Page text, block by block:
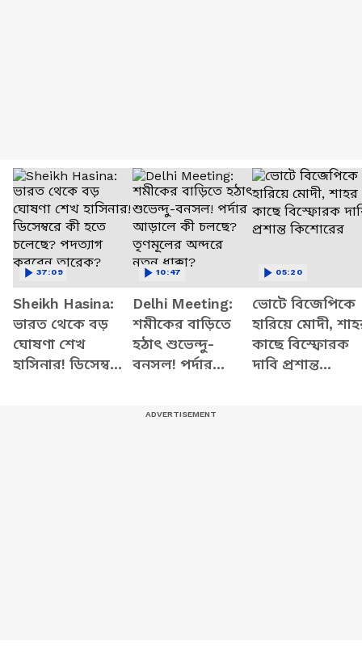
Sheikh Hasina:
ভারত থেকে বড়
ঘোষণা শেখ
হাসিনার! ডিসেম্বরে
37:09
Delhi Meeting:
শমীকের বাড়িতে
হঠাৎ শুভেন্দু-
বনসল! পর্দার
10:47
ভোটে বিজেপিকে
হারিয়ে মোদী,
কাছে বিস্ফোরক
দাবি প্রশান্ত
05:20